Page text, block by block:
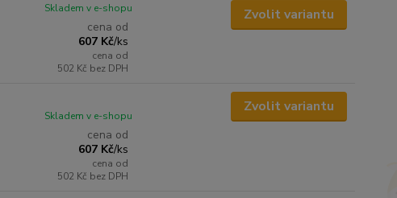
cena od
607 Kč/ks
cena od
502 Kč bez DPH
Skladem v e-shopu Zvolit variantu
cena od
607 Kč/ks
cena od
502 Kč bez DPH
Skladem v e-shopu
Zvolit variantu